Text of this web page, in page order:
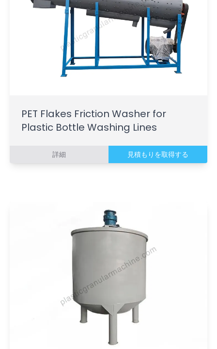
PET Flakes Friction Washer for
Plastic Bottle Washing Lines
詳細 見積もりを取得する